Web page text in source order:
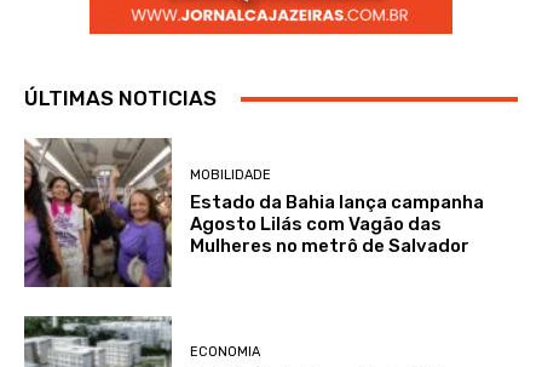
ÚLTIMAS NOTICIAS
MOBILIDADE
Estado da Bahia lança campanha
Agosto Lilás com Vagão das
Mulheres no metrô de Salvador
ECONOMIA